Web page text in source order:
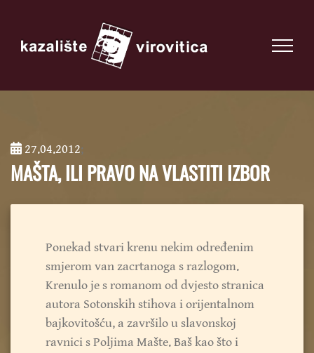
27.04.2012;
MAŠTA, ILI PRAVO NA VLASTITI IZBOR
Ponekad stvari krenu nekim određenim
smjerom van zacrtanoga s razlogom.
Krenulo je s romanom od dvjesto stranica
autora Sotonskih stihova i orijentalnom
bajkovitošću, a završilo u slavonskoj
ravnici s Poljima Mašte. Baš kao što i